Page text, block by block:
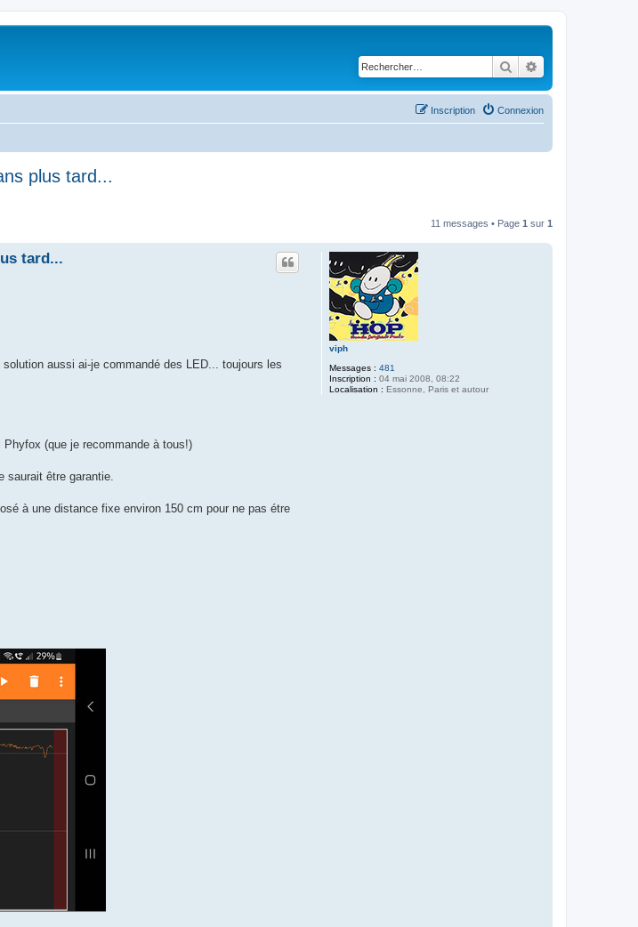
Rechercher
Connexion
Inscription
plus tard...
11 messages • Page 1 sur 1
viph
Messages : 481
Inscription : 04 mai 2008, 08:22
Localisation : Essonne, Paris et autour
tard...
aussi ai-je commandé des LED... toujours les
(que je recommande à tous!)
être garantie.
à une distance fixe environ 150 cm pour ne pas étre